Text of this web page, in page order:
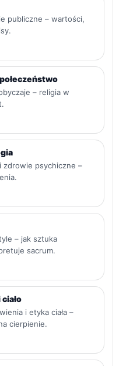
publiczne – wartości,
– religia w
zdrowie psychiczne –
– jak sztuka
sacrum.
i etyka ciała –
cierpienie.